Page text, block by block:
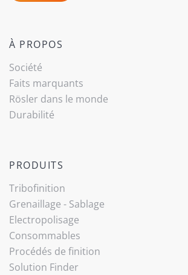
À PROPOS
Société
Faits marquants
Rösler dans le monde
Durabilité
PRODUITS
Tribo­finition
Grenaillage - Sablage
Electropolisage
Consommables
Procédés de finition
Solution Finder